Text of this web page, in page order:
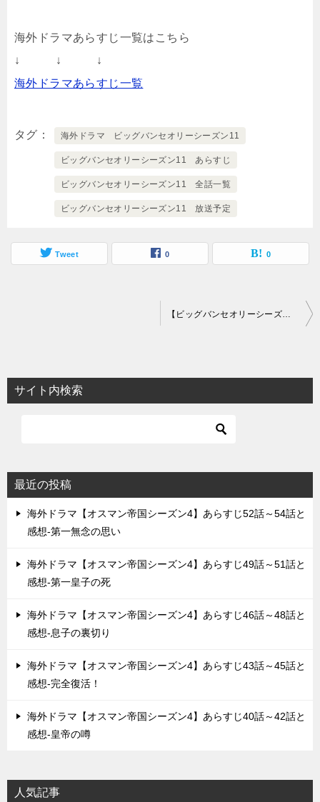
海外ドラマあらすじ一覧はこちら
↓ ↓ ↓
海外ドラマあらすじ一覧
タグ 海外ドラマ ビッグバンセオリーシーズン11
ビッグバンセオリーシーズン11 あらすじ
ビッグバンセオリーシーズン11 全話一覧
ビッグバンセオリーシーズン11 放送予定
Tweet 0 0
ビ
ゲ
ョ
ン
【ビッグバンセオリーシーズン11】相関図とキャスト情報
サイト内検索
最近の投稿
海外ドラマ【オスマン帝国シーズン4】あらすじ52話～54話と
感想-第一無念の思い
海外ドラマ【オスマン帝国シーズン4】あらすじ49話～51話と
感想-第一皇子の死
海外ドラマ【オスマン帝国シーズン4】あらすじ46話～48話と
感想-息子の裏切り
海外ドラマ【オスマン帝国シーズン4】あらすじ43話～45話と
感想-完全復活！
海外ドラマ【オスマン帝国シーズン4】あらすじ40話～42話と
感想-皇帝の噂
人気記事